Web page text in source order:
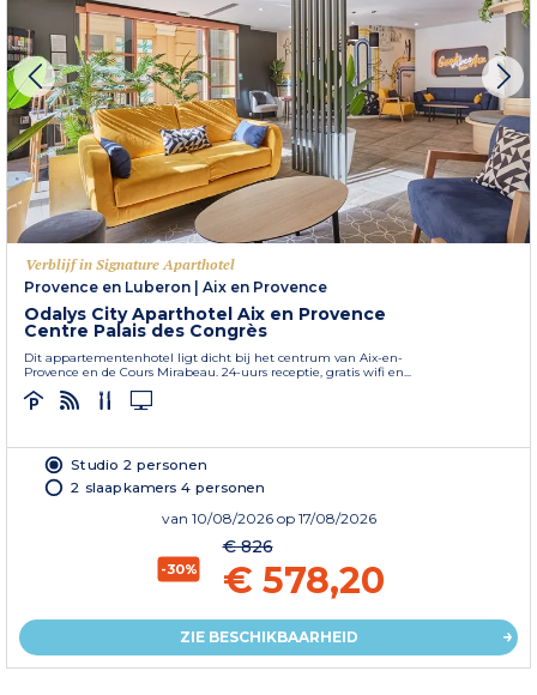
Verblijf in Signature Aparthotel
Provence en Luberon
Aix en Provence
Odalys City Aparthotel Aix en Provence
Centre Palais des Congrès
Dit appartementenhotel ligt dicht bij het centrum van Aix-en-
Provence en de Cours Mirabeau. 24-uurs receptie, gratis wifi en...
Studio 2 personen
2 slaapkamers 4 personen
van 10/08/2026 op 17/08/2026
-30%
€ 826
€ 578,20
ZIE BESCHIKBAARHEID